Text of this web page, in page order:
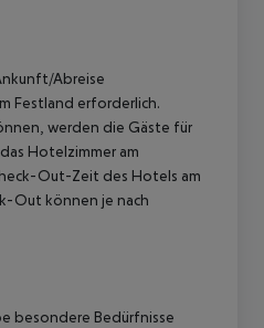
Abreise
Festland erforderlich.
werden die Gäste für
Hotelzimmer am
Out-Zeit des Hotels am
Out können je nach
besondere Bedürfnisse